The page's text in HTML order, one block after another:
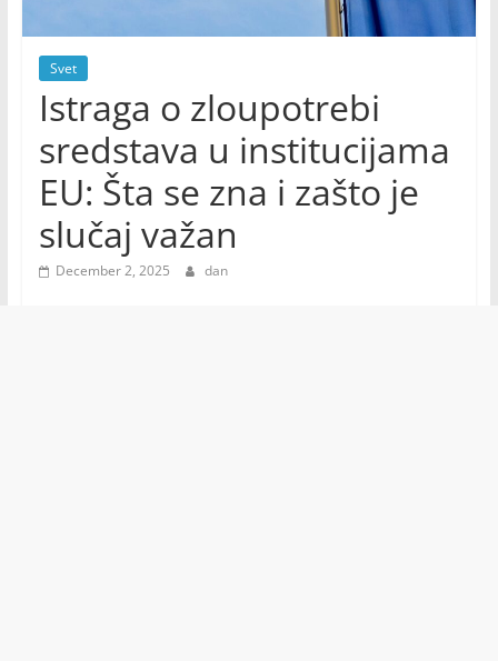
Svet
Istraga o zloupotrebi
sredstava u institucijama
EU: Šta se zna i zašto je
slučaj važan
December 2, 2025 dan